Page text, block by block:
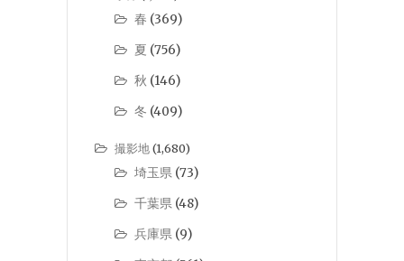
春 (369)
夏 (756)
秋 (146)
冬 (409)
撮影地(1,680)
埼玉県 (73)
千葉県 (48)
兵庫県 (9)